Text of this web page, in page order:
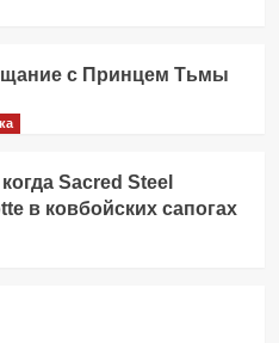
с Принцем Тьмы
Sacred Steel
в ковбойских сапогах